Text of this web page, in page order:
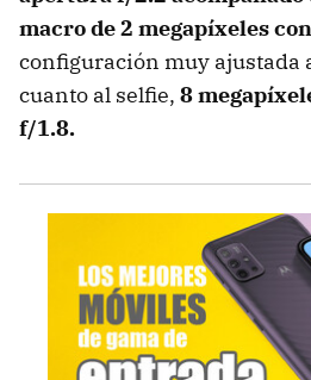
macro de 2 megapíxeles
configuración muy ajustada
cuanto al selfie, 8
f/1.8.